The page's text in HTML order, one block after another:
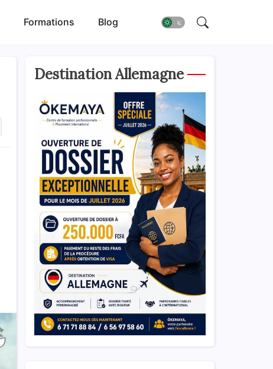
Formations Blog
Destination Allemagne